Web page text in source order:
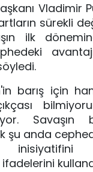
Vladimir
sürekli
ilk
barış için
Savaşın
şu anda
inisiyatifini